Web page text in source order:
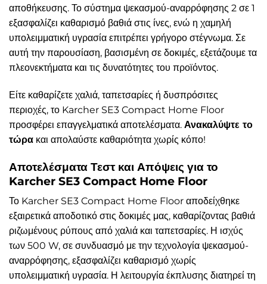
αποθήκευσης. Το σύστημα ψεκασμού-αναρρόφησης 2 σε 1
εξασφαλίζει καθαρισμό βαθιά στις ίνες, ενώ η χαμηλή
υπολειμματική υγρασία επιτρέπει γρήγορο στέγνωμα. Σε
αυτή την παρουσίαση, βασισμένη σε δοκιμές, εξετάζουμε τα
πλεονεκτήματα και τις δυνατότητες του προϊόντος.
Είτε καθαρίζετε χαλιά, ταπετσαρίες ή δυσπρόσιτες
περιοχές, το Karcher SE3 Compact Home Floor
προσφέρει επαγγελματικά αποτελέσματα. Ανακαλύψτε το
τώρα και απολαύστε καθαριότητα χωρίς κόπο!
Αποτελέσματα Τεστ και Απόψεις για το
Karcher SE3 Compact Home Floor
Το Karcher SE3 Compact Home Floor αποδείχθηκε
εξαιρετικά αποδοτικό στις δοκιμές μας, καθαρίζοντας βαθιά
ριζωμένους ρύπους από χαλιά και ταπετσαρίες. Η ισχύς
των 500 W, σε συνδυασμό με την τεχνολογία ψεκασμού-
αναρρόφησης, εξασφαλίζει καθαρισμό χωρίς
υπολειμματική υγρασία. Η λειτουργία έκπλυσης διατηρεί τη